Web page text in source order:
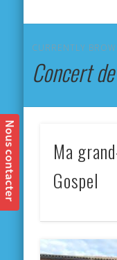
CURRENTLY
Concert
Ma
Gospel